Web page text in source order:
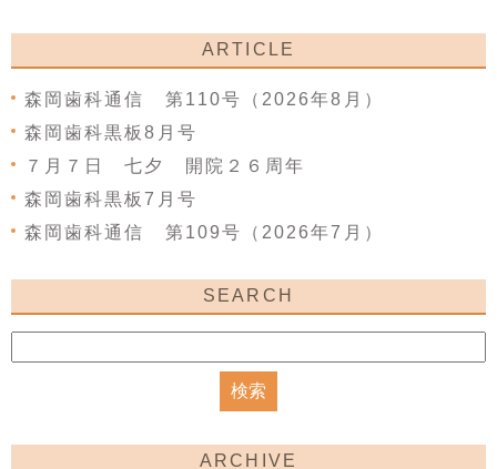
ARTICLE
森岡歯科通信 第110号（2026年8月）
森岡歯科黒板8月号
７月７日 七夕 開院２６周年
森岡歯科黒板7月号
森岡歯科通信 第109号（2026年7月）
SEARCH
ARCHIVE